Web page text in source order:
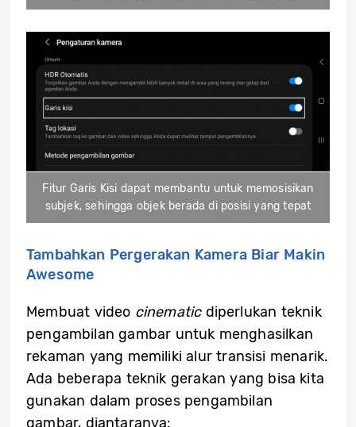
Fitur Garis Kisi dapat membantu untuk memosisikan
subjek, sehingga objek berada di posisi yang tepat
Tambahkan Pergerakan Kamera Biar Makin
Awesome
Membuat video cinematic diperlukan teknik
pengambilan gambar untuk menghasilkan
rekaman yang memiliki alur transisi menarik.
Ada beberapa teknik gerakan yang bisa kita
gunakan dalam proses pengambilan
gambar, diantaranya: